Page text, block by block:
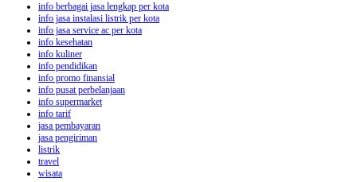
info berbagai jasa lengkap per kota
info jasa instalasi listrik per kota
info jasa service ac per kota
info kesehatan
info kuliner
info pendidikan
info promo finansial
info pusat perbelanjaan
info supermarket
info tarif
jasa pembayaran
jasa pengiriman
listrik
travel
wisata